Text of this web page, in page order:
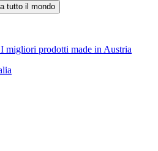
I migliori prodotti made in Austria